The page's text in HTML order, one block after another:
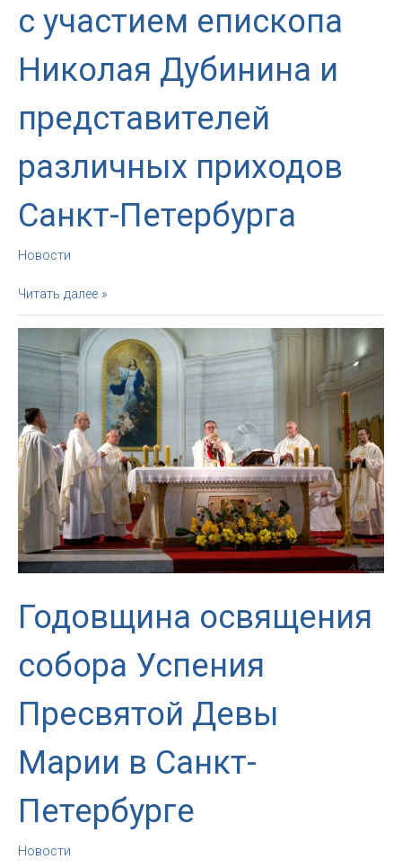
с участием епископа
Николая Дубинина и
представителей
различных приходов
Санкт-Петербурга
Новости
Ежегодный
Молитвенный
завтрак
с
участием
епископа
Николая
Дубинина
и
представителей
различных
приходов
Санкт-
Петербурга
Читать далее »
Годовщина освящения
собора Успения
Пресвятой Девы
Марии в Санкт-
Петербурге
Новости